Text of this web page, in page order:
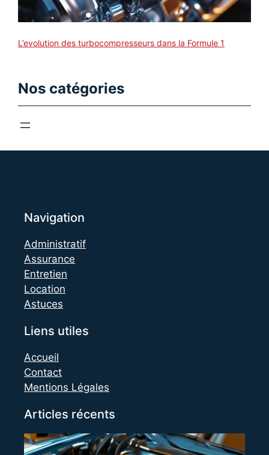
L’evolution des turbocompresseurs dans la Formule 1
Nos catégories
Navigation
Administratif
Assurance
Entretien
Location
Astuces
Liens utiles
Accueil
Contact
Mentions Légales
Articles récents